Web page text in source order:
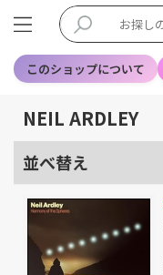
このショップについて
NEIL ARDLEY
並べ替え